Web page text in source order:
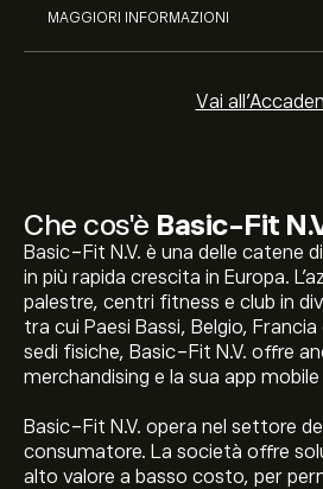
Che cos'è Basic-Fit
Basic-Fit N.V. è una delle catene
in più rapida crescita in Europa.
palestre, centri fitness e club in
tra cui Paesi Bassi, Belgio, Francia
sedi fisiche, Basic-Fit N.V. offre
merchandising e la sua app
Basic-Fit N.V. opera nel settore
consumatore. La società offre
alto valore a basso costo, per
MAGGIORI INFORMAZIONI
Vai